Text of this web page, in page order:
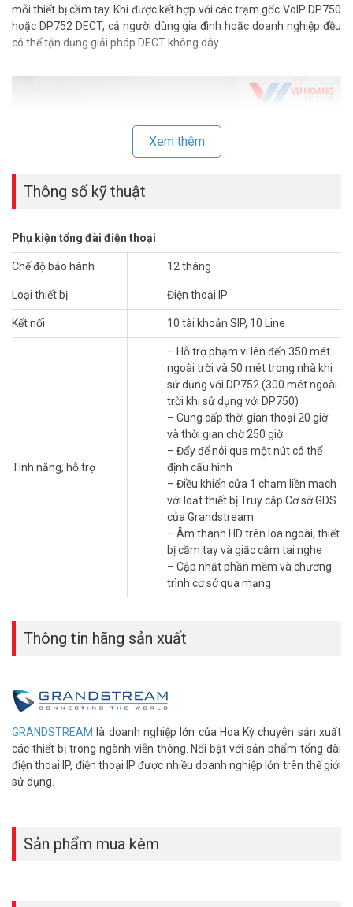
mỗi thiết bị cầm tay. Khi được kết hợp với các trạm gốc VoIP DP750
hoặc DP752 DECT, cả người dùng gia đình hoặc doanh nghiệp đều
có thể tận dụng giải pháp DECT không dây.
Hỗ trợ phạm vi lên tới 350 mét ngoài trời và 50 mét trong nhà khi
được sử dụng với DP752 (300 mét ngoài trời khi được sử dụng với
Thông số kỹ thuật điện thoại IP Grandstream
– Kết nối vào trạm thu phát DP752.
– Màn hình màu hiển thị: 1.8 inch (128×160) color LCD with 2
– Hỗ trợ tối đa 10 tài khoản SIP và 10 đường line trên mỗi thiết bị
cầm tay cũng như tính năng cho phép đàm thoại hội nghị 3 chiều.
– Thời gian đàm thoại: 20 giờ.
– Nhấn để nói chuyện thông qua nút cấu hình.
– Seamless 1-touch door control with Grandstream’s GDS series
– Âm thanh HD trên loa, điện thoại và giắc tai nghe
– Sử dụng trong nhà: 30 – 50 mét.
– Sử dụng ngoài trời: 250 – 350 mét.
được sử dụng với DP750).
– Sản xuất tại Trung Quốc.
– Bảo hành: 12 tháng.
*** Xem thêm:
Đặt mua Online ngay sản phẩm Grandstream DP722 mới nhất, xin
vui lòng liên hệ HOTLINE1900.9259
khảo thêm hình ảnh tại
Xem thêm
Thông số kỹ thuật
Phụ kiện tổng đài điện thoại
Chế độ bảo hành 12 tháng
Loại thiết bị Điện thoại IP
Kết nối 10 tài khoản SIP, 10 Line
Tính năng, hỗ trợ
– Hỗ trợ phạm vi lên đến 350 mét
ngoài trời và 50 mét trong nhà khi
sử dụng với DP752 (300 mét ngoài
trời khi sử dụng với DP750)
– Cung cấp thời gian thoại 20 giờ
và thời gian chờ 250 giờ
– Đẩy để nói qua một nút có thể
định cấu hình
– Điều khiển cửa 1 chạm liền mạch
với loạt thiết bị Truy cập Cơ sở GDS
của Grandstream
– Âm thanh HD trên loa ngoài, thiết
bị cầm tay và giắc cắm tai nghe
– Cập nhật phần mềm và chương
trình cơ sở qua mạng
Thông tin hãng sản xuất
GRANDSTREAM là doanh nghiệp lớn của Hoa Kỳ chuyên sản xuất
các thiết bị trong ngành viễn thông. Nổi bật với sản phẩm tổng đài
điện thoại IP, điện thoại IP được nhiều doanh nghiệp lớn trên thế giới
sử dụng.
Sản phẩm mua kèm